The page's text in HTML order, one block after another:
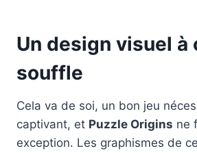
Un design visuel à
souffle
Cela va de soi, un bon jeu
captivant, et Puzzle Origins ne
exception. Les graphismes de